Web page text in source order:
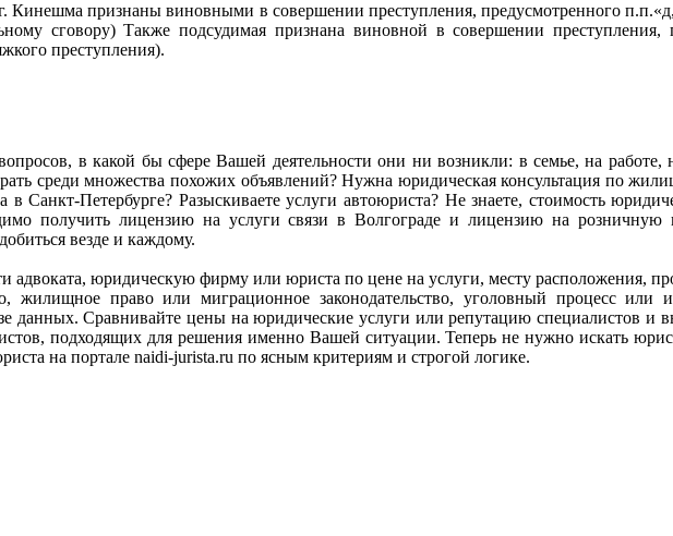
Кинешма признаны виновными в совершении преступления, предусмотренного
сговору) Также подсудимая признана виновной в совершении
преступления).
в какой бы сфере Вашей деятельности они ни возникли: в семье, на работе,
среди множества похожих объявлений? Нужна юридическая консультация по
Петербурге? Разыскиваете услуги автоюриста? Не знаете, стоимость
получить лицензию на услуги связи в Волгограде и лицензию на розничную
везде и каждому.
адвоката, юридическую фирму или юриста по цене на услуги, месту расположения,
жилищное право или миграционное законодательство, уголовный процесс
данных. Сравнивайте цены на юридические услуги или репутацию специалистов
подходящих для решения именно Вашей ситуации. Теперь не нужно искать
на портале naidi-jurista.ru по ясным критериям и строгой логике.